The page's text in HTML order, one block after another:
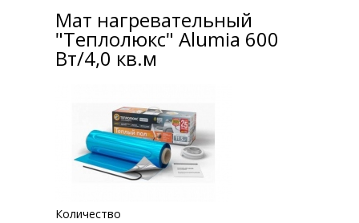
Мат нагревательный
"Теплолюкс" Alumia 600
Вт/4,0 кв.м
Количество